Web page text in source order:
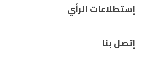
إستطلاعات الرأي
إتصل بنا